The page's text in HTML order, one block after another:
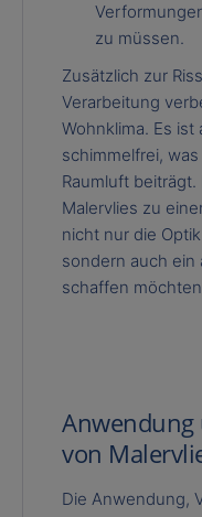
zu müssen.
Zusätzlich zur
Verarbeitung
Wohnklima. Es
schimmelfrei,
Raumluft
Malervlies zu
nicht nur die
sondern auch ein
schaffen
Anwendung
von
Die Anwendung,